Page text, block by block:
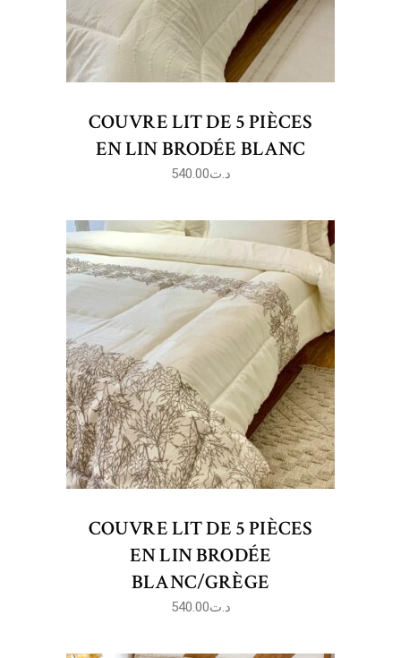
COUVRE LIT DE 5 PIÈCES
EN LIN BRODÉE BLANC
د.ت540.00
COUVRE LIT DE 5 PIÈCES
EN LIN BRODÉE
BLANC/GRÈGE
د.ت540.00